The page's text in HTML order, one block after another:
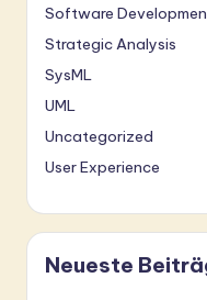
Software
Strategic Analysis
SysML
UML
Uncategorized
User Experience
Neueste